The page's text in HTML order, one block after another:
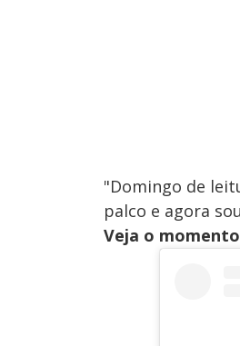
"Domingo de
palco e agora
Veja o